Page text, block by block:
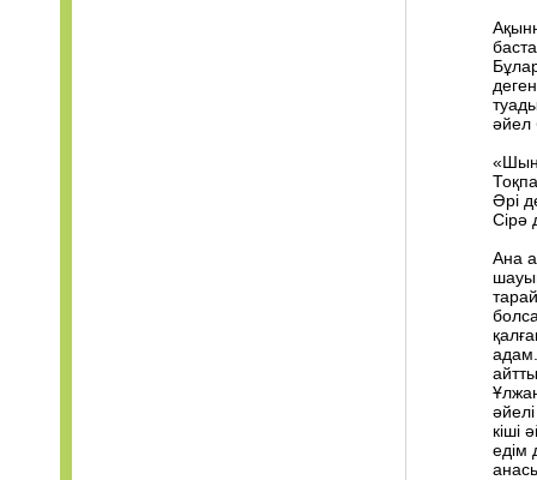
әйел
Әрі
Сірә
Ана
адам.
кіші
едім